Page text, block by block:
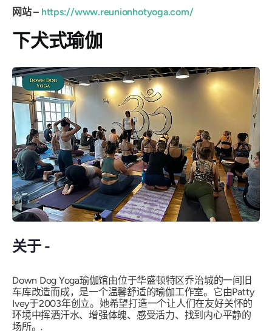
网站 – https://www.reunionhotyoga.com/
下犬式瑜伽
关于 -
Down Dog Yoga瑜伽馆由位于华盛顿特区乔治城的一间旧
车库改造而成，是一个温馨舒适的瑜伽工作室。它由Patty
Ivey于2003年创立。她希望打造一个让人们在友好关怀的
环境中挥洒汗水、增强体魄、感受活力、找到内心平静的
场所。.